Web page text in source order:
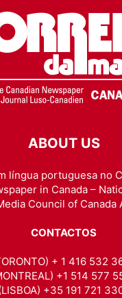
ABOUT US
língua portuguesa no
in Canada –
Council of Canada
CONTACTOS
+ 1 416 532
+1 514 577
+35 191 721